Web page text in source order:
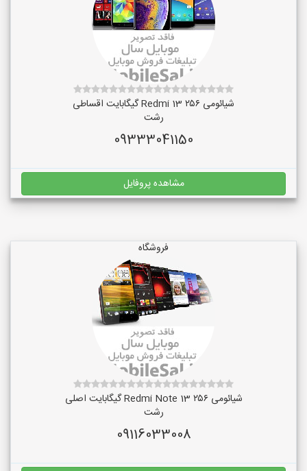
شیائومی Redmi 13 ۲۵۶ گیگابایت اقساطی
رشت
09333041150
مشاهده پروفایل
فروشگاه
شیائومی Redmi Note 13 ۲۵۶ گیگابایت اصلی
رشت
09116033008